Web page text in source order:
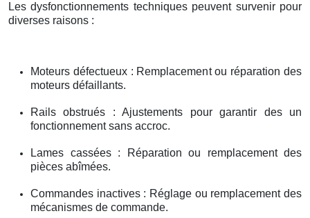
Les dysfonctionnements techniques peuvent survenir pour
diverses raisons :
Moteurs défectueux : Remplacement ou réparation des
moteurs défaillants.
Rails obstrués : Ajustements pour garantir des un
fonctionnement sans accroc.
Lames cassées : Réparation ou remplacement des
pièces abîmées.
Commandes inactives : Réglage ou remplacement des
mécanismes de commande.